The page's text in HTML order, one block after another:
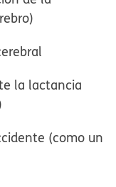
la lactancia
(como un